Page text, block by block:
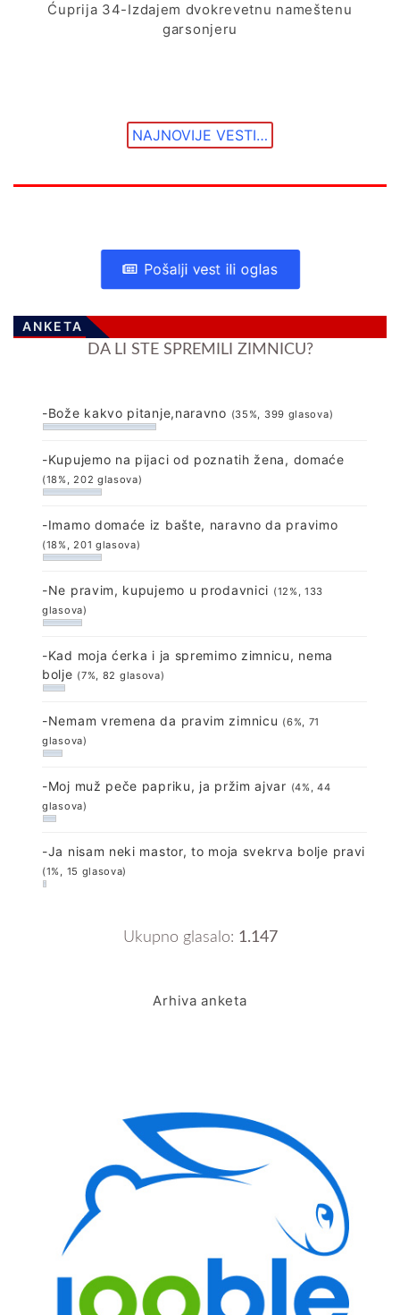
Ćuprija 34-Izdajem dvokrevetnu nameštenu
garsonjeru
NAJNOVIJE VESTI…
Pošalji vest ili oglas
ANKETA
DA LI STE SPREMILI ZIMNICU?
-Bože kakvo pitanje,naravno (35%, 399 glasova)
-Kupujemo na pijaci od poznatih žena, domaće
(18%, 202 glasova)
-Imamo domaće iz bašte, naravno da pravimo
(18%, 201 glasova)
-Ne pravim, kupujemo u prodavnici (12%, 133
glasova)
-Kad moja ćerka i ja spremimo zimnicu, nema
bolje (7%, 82 glasova)
-Nemam vremena da pravim zimnicu (6%, 71
glasova)
-Moj muž peče papriku, ja pržim ajvar (4%, 44
glasova)
-Ja nisam neki mastor, to moja svekrva bolje pravi
(1%, 15 glasova)
Ukupno glasalo: 1.147
Arhiva anketa